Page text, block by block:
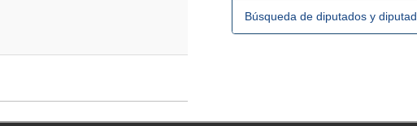
Búsqueda de diputados y